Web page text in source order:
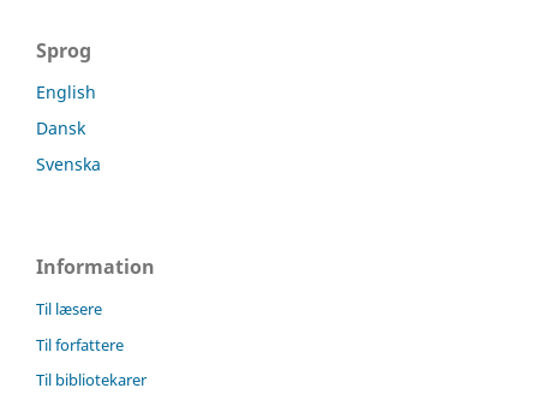
Sprog
English
Dansk
Svenska
Information
Til læsere
Til forfattere
Til bibliotekarer